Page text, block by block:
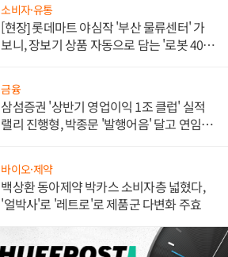
소비자·유통
[현장] 롯데마트 야심작 '부산 물류센터' 가
보니, 장보기 상품 자동으로 담는 '로봇 400
금융
삼섬증권 '상반기 영업이익 1조 클럽' 실적
랠리 진행형, 박종문 '발행어음' 달고 연임 향
바이오·제약
백상환 동아제약 박카스 소비자층 넓혔다,
'얼박사'로 '레트로'로 제품군 다변화 주효